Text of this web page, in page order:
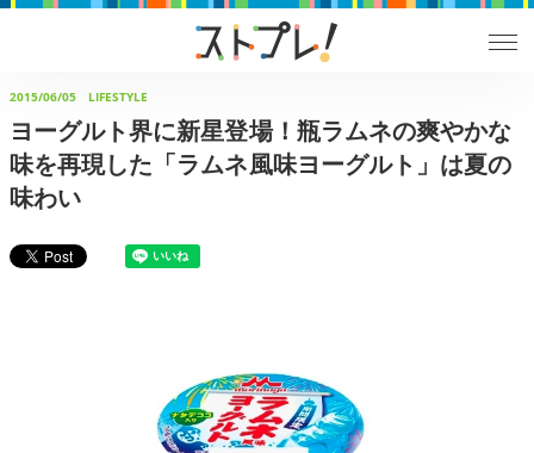
2015/06/05 LIFESTYLE
ヨーグルト界に新星登場！瓶ラムネの爽やかな
味を再現した「ラムネ風味ヨーグルト」は夏の
味わい